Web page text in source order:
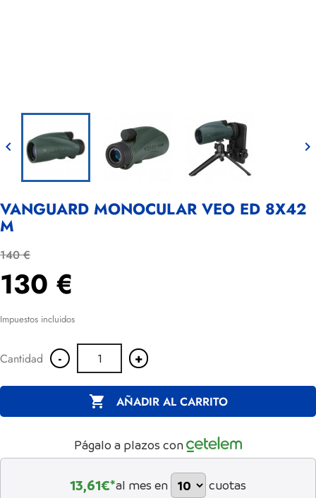
 
VANGUARD MONOCULAR VEO ED 8X42
M
140 €
130 €
Impuestos incluidos
Cantidad - +
 AÑADIR AL CARRITO
Págalo a plazos con
13,61€*al mes en cuotas